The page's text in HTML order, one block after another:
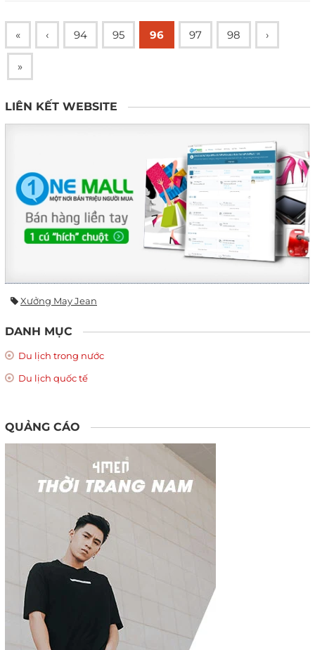
« ‹ 94 95 96 97 98 ›
»
LIÊN KẾT WEBSITE
Xưởng May Jean
DANH MỤC
Du lịch trong nước
Du lịch quốc tế
QUẢNG CÁO